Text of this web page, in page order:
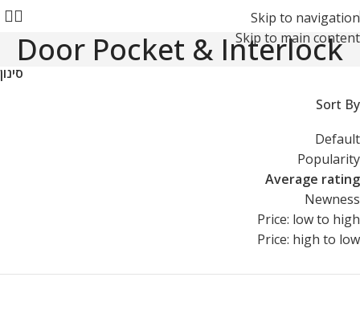
Skip to navigation
Skip to main content
Door Pocket & Interlock
סינון
Sort By
Default
Popularity
Average rating
Newness
Price: low to high
Price: high to low